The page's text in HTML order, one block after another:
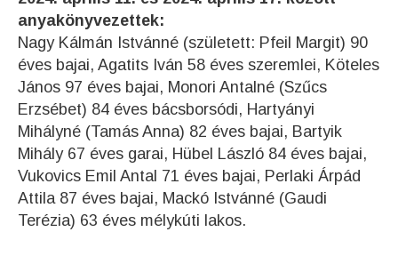
anyakönyvezettek:
Nagy Kálmán Istvánné (született: Pfeil Margit) 90
éves bajai, Agatits Iván 58 éves szeremlei, Köteles
János 97 éves bajai, Monori Antalné (Szűcs
Erzsébet) 84 éves bácsborsódi, Hartyányi
Mihályné (Tamás Anna) 82 éves bajai, Bartyik
Mihály 67 éves garai, Hübel László 84 éves bajai,
Vukovics Emil Antal 71 éves bajai, Perlaki Árpád
Attila 87 éves bajai, Mackó Istvánné (Gaudi
Terézia) 63 éves mélykúti lakos.